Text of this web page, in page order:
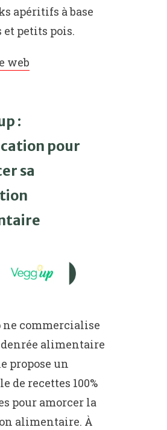
apéritifs à base
et petits pois.
web
:
pour
sa
ne commercialise
alimentaire
propose un
de recettes 100%
pour amorcer la
alimentaire. À